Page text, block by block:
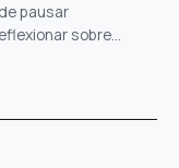
pausar
sobre…